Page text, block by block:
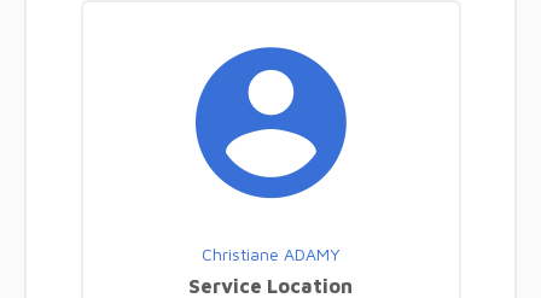
Christiane ADAMY
Service Location